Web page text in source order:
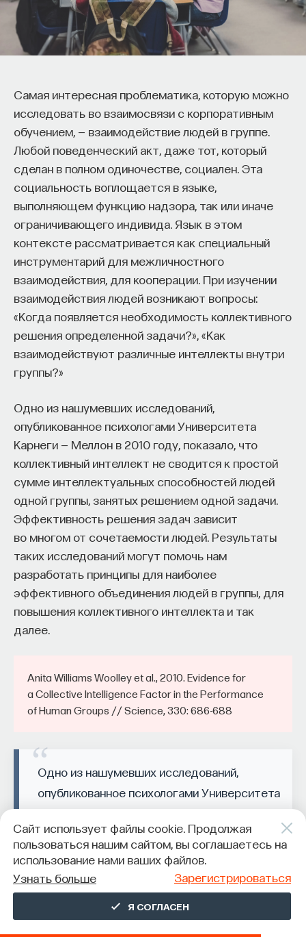
Самая интересная проблематика, которую можно
исследовать во взаимосвязи с корпоративным
обучением, — взаимодействие людей в группе.
Любой поведенческий акт, даже тот, который
сделан в полном одиночестве, социален. Эта
социальность воплощается в языке,
выполняющем функцию надзора, так или иначе
ограничивающего индивида. Язык в этом
контексте рассматривается как специальный
инструментарий для межличностного
взаимодействия, для кооперации. При изучении
взаимодействия людей возникают вопросы:
«Когда появляется необходимость коллективного
решения определенной задачи?», «Как
взаимодействуют различные интеллекты внутри
группы?»
Одно из нашумевших исследований,
опубликованное психологами Университета
Карнеги — Меллон в 2010 году, показало, что
коллективный интеллект не сводится к простой
сумме интеллектуальных способностей людей
одной группы, занятых решением одной задачи.
Эффективность решения задач зависит
во многом от сочетаемости людей. Результаты
таких исследований могут помочь нам
разработать принципы для наиболее
эффективного объединения людей в группы, для
повышения коллективного интеллекта и так
далее.
Anita Williams Woolley et al., 2010. Evidence for
a Collective Intelligence Factor in the Performance
of Human Groups // Science, 330: 686-688
Одно из нашумевших исследований,
опубликованное психологами Университета
что коллективный интеллект не сводится
к простой сумме интеллектуальных
способностей людей одной группы,
занятых решением одной задачи.
Сайт использует файлы cookie. Продолжая
пользоваться нашим сайтом, вы соглашаетесь на
использование нами ваших файлов.
Узнать больше
Зарегистрироваться
Я СОГЛАСЕН